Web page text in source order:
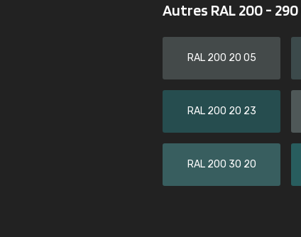
Autres RAL 200 - 290
RAL 200 20 05
RAL 200 20 23
RAL 200 30 20